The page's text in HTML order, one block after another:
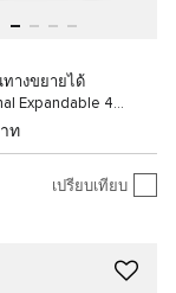
ทางขยายได้
Expandable 4
On
ท
เปรียบเทียบ